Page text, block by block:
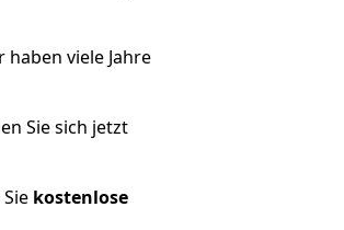
viele Jahre
Sie sich jetzt
kostenlose